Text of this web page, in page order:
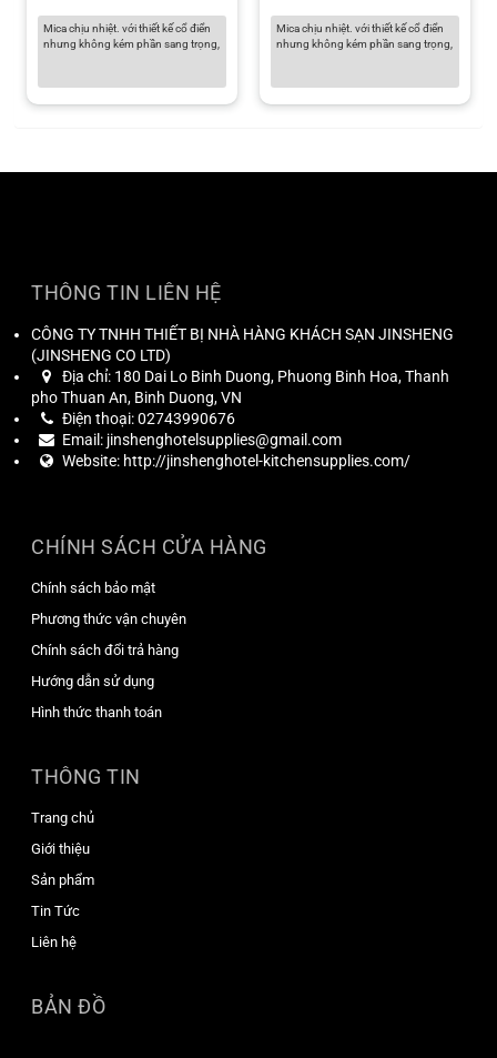
Mica chịu nhiệt. với thiết kế cổ điển
nhưng không kém phần sang trọng,
Mica chịu nhiệt. với thiết kế cổ điển
nhưng không kém phần sang trọng,
THÔNG TIN LIÊN HỆ
CÔNG TY TNHH THIẾT BỊ NHÀ HÀNG KHÁCH SẠN JINSHENG
(JINSHENG CO LTD)
Địa chỉ: 180 Dai Lo Binh Duong, Phuong Binh Hoa, Thanh
pho Thuan An, Binh Duong, VN
Điện thoại:02743990676
Email: jinshenghotelsupplies@gmail.com
Website: http://jinshenghotel-kitchensupplies.com/
CHÍNH SÁCH CỬA HÀNG
Chính sách bảo mật
Phương thức vận chuyên
Chính sách đổi trả hàng
Hướng dẫn sử dụng
Hình thức thanh toán
THÔNG TIN
Trang chủ
Giới thiệu
Sản phẩm
Tin Tức
Liên hệ
BẢN ĐỒ